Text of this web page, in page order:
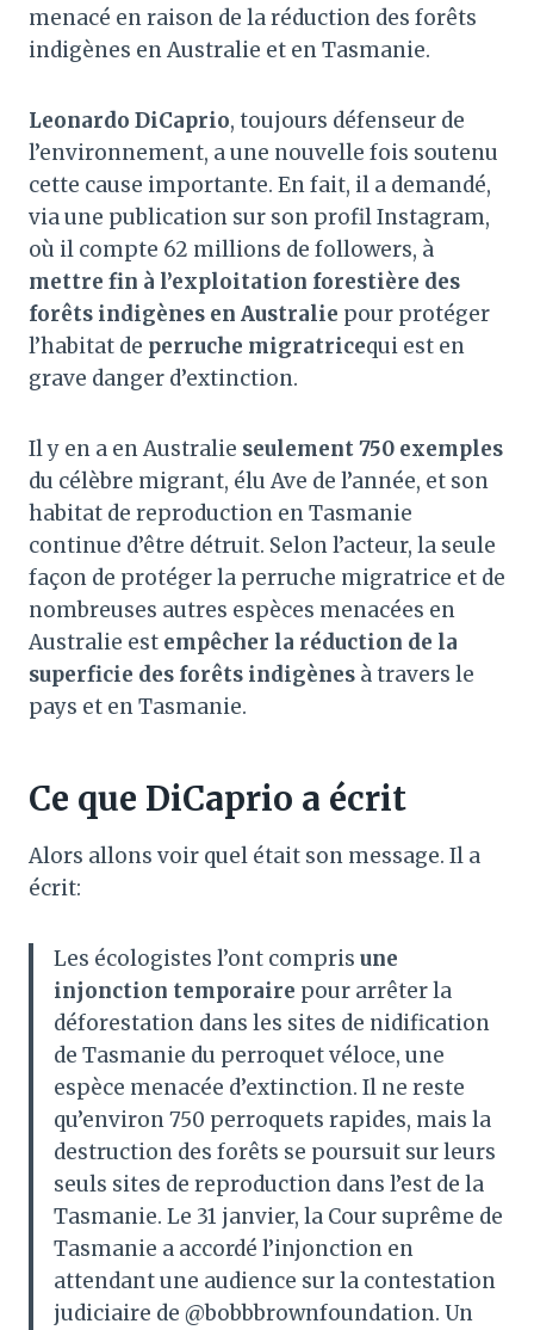
menacé en raison de la réduction des forêts
indigènes en Australie et en Tasmanie.
Leonardo DiCaprio, toujours défenseur de
l’environnement, a une nouvelle fois soutenu
cette cause importante. En fait, il a demandé,
via une publication sur son profil Instagram,
où il compte 62 millions de followers, à
mettre fin à l’exploitation forestière des
forêts indigènes en Australie pour protéger
l’habitat de perruche migratricequi est en
grave danger d’extinction.
Il y en a en Australie seulement 750 exemples
du célèbre migrant, élu Ave de l’année, et son
habitat de reproduction en Tasmanie
continue d’être détruit. Selon l’acteur, la seule
façon de protéger la perruche migratrice et de
nombreuses autres espèces menacées en
Australie est empêcher la réduction de la
superficie des forêts indigènes à travers le
pays et en Tasmanie.
Ce que DiCaprio a écrit
Alors allons voir quel était son message. Il a
écrit:
Les écologistes l’ont compris une
injonction temporaire pour arrêter la
déforestation dans les sites de nidification
de Tasmanie du perroquet véloce, une
espèce menacée d’extinction. Il ne reste
qu’environ 750 perroquets rapides, mais la
destruction des forêts se poursuit sur leurs
seuls sites de reproduction dans l’est de la
Tasmanie. Le 31 janvier, la Cour suprême de
Tasmanie a accordé l’injonction en
attendant une audience sur la contestation
judiciaire de @bobbbrownfoundation. Un